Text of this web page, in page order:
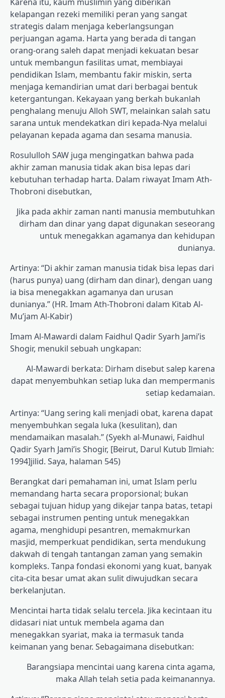
kelapangan rezeki memiliki peran yang sangat
strategis dalam menjaga keberlangsungan
perjuangan agama. Harta yang berada di tangan
orang-orang saleh dapat menjadi kekuatan besar
untuk membangun fasilitas umat, membiayai
pendidikan Islam, membantu fakir miskin, serta
menjaga kemandirian umat dari berbagai bentuk
ketergantungan. Kekayaan yang berkah bukanlah
penghalang menuju Alloh SWT, melainkan salah satu
sarana untuk mendekatkan diri kepada-Nya melalui
pelayanan kepada agama dan sesama manusia.
Rosululloh SAW juga mengingatkan bahwa pada
akhir zaman manusia tidak akan bisa lepas dari
kebutuhan terhadap harta. Dalam riwayat Imam Ath-
Thobroni disebutkan,
Jika pada akhir zaman nanti manusia membutuhkan
dirham dan dinar yang dapat digunakan seseorang
untuk menegakkan agamanya dan kehidupan
dunianya.
Artinya: “Di akhir zaman manusia tidak bisa lepas dari
(harus punya) uang (dirham dan dinar), dengan uang
ia bisa menegakkan agamanya dan urusan
dunianya.” (HR. Imam Ath-Thobroni dalam Kitab Al-
Mu’jam Al-Kabir)
Imam Al-Mawardi dalam Faidhul Qadir Syarh Jami’is
Shogir, menukil sebuah ungkapan:
Al-Mawardi berkata: Dirham disebut salep karena
dapat menyembuhkan setiap luka dan mempermanis
setiap kedamaian.
Artinya: “Uang sering kali menjadi obat, karena dapat
menyembuhkan segala luka (kesulitan), dan
mendamaikan masalah.” (Syekh al-Munawi, Faidhul
Qadir Syarh Jami’is Shogir, [Beirut, Darul Kutub Ilmiah:
1994]jilid. Saya, halaman 545)
Berangkat dari pemahaman ini, umat Islam perlu
memandang harta secara proporsional; bukan
sebagai tujuan hidup yang dikejar tanpa batas, tetapi
sebagai instrumen penting untuk menegakkan
agama, menghidupi pesantren, memakmurkan
masjid, memperkuat pendidikan, serta mendukung
dakwah di tengah tantangan zaman yang semakin
kompleks. Tanpa fondasi ekonomi yang kuat, banyak
cita-cita besar umat akan sulit diwujudkan secara
berkelanjutan.
Mencintai harta tidak selalu tercela. Jika kecintaan itu
didasari niat untuk membela agama dan
menegakkan syariat, maka ia termasuk tanda
keimanan yang benar. Sebagaimana disebutkan:
Barangsiapa mencintai uang karena cinta agama,
maka Allah telah setia pada keimanannya.